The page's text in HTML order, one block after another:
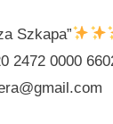
Szkapa”
2472 0000